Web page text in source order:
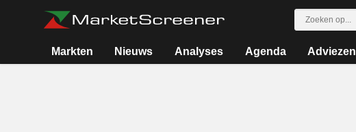
Markten Nieuws Analyses Agenda Adviezen